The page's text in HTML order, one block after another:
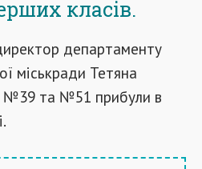
класів.
департаменту
міськради Тетяна
№39 та №51 прибули в